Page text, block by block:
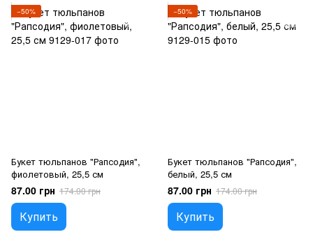
−50%
Букет тюльпанов "Рапсодия",
фиолетовый, 25,5 см
87.00 грн 174.00 грн
Купить
−50%
Букет тюльпанов "Рапсодия",
белый, 25,5 см
87.00 грн 174.00 грн
Купить